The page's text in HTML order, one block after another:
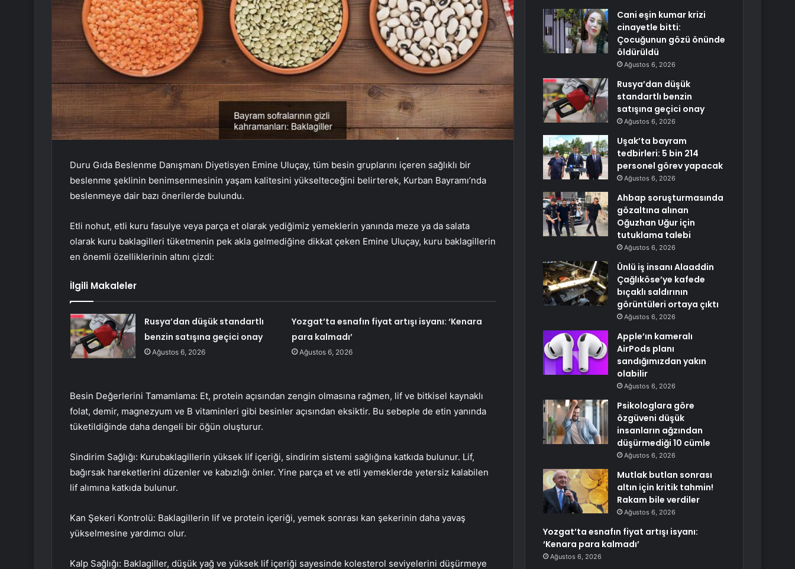
Duru Gıda Beslenme Danışmanı Diyetisyen Emine Uluçay, tüm besin gruplarını içeren sağlıklı bir
beslenme şeklinin benimsenmesinin yaşam kalitesini yükselteceğini belirterek, Kurban Bayramı’nda
beslenmeye dair bazı önerilerde bulundu.
Etli nohut, etli kuru fasulye veya parça et olarak yediğimiz yemeklerin yanında meze ya da salata
olarak kuru baklagilleri tüketmenin pek akla gelmediğine dikkat çeken Emine Uluçay, kuru baklagillerin
en önemli özelliklerinin altını çizdi:
İlgili Makaleler
Rusya’dan düşük standartlı
benzin satışına geçici onay
Ağustos 6, 2026
Yozgat’ta esnafın fiyat artışı isyanı: ‘Kenara
para kalmadı’
Ağustos 6, 2026
Besin Değerlerini Tamamlama: Et, protein açısından zengin olmasına rağmen, lif ve bitkisel kaynaklı
folat, demir, magnezyum ve B vitaminleri gibi besinler açısından eksiktir. Bu sebeple de etin yanında
tüketildiğinde daha dengeli bir öğün oluşturur.
Sindirim Sağlığı: Kurubaklagillerin yüksek lif içeriği, sindirim sistemi sağlığına katkıda bulunur. Lif,
bağırsak hareketlerini düzenler ve kabızlığı önler. Yine parça et ve etli yemeklerde yetersiz kalabilen
lif alımına katkıda bulunur.
Kan Şekeri Kontrolü: Baklagillerin lif ve protein içeriği, yemek sonrası kan şekerinin daha yavaş
yükselmesine yardımcı olur.
Kalp Sağlığı: Baklagiller, düşük yağ ve yüksek lif içeriği sayesinde kolesterol seviyelerini düşürmeye
Cani eşin kumar krizi
cinayetle bitti:
Çocuğunun gözü önünde
öldürüldü
Ağustos 6, 2026
Rusya’dan düşük
standartlı benzin
satışına geçici onay
Ağustos 6, 2026
Uşak’ta bayram
tedbirleri: 5 bin 214
personel görev yapacak
Ağustos 6, 2026
Ahbap soruşturmasında
gözaltına alınan
Oğuzhan Uğur için
tutuklama talebi
Ağustos 6, 2026
Ünlü iş insanı Alaaddin
Çağlıköse’ye kafede
bıçaklı saldırının
görüntüleri ortaya çıktı
Ağustos 6, 2026
Apple’ın kameralı
AirPods planı
sandığımızdan yakın
olabilir
Ağustos 6, 2026
Psikologlara göre
özgüveni düşük
insanların ağzından
düşürmediği 10 cümle
Ağustos 6, 2026
Mutlak butlan sonrası
altın için kritik tahmin!
Rakam bile verdiler
Ağustos 6, 2026
Yozgat’ta esnafın fiyat artışı isyanı:
‘Kenara para kalmadı’
Ağustos 6, 2026